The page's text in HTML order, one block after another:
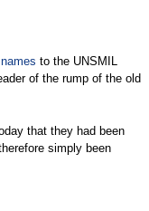
to the UNSMIL
of the rump of the old
that they had been
simply been